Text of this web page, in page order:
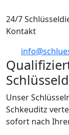
24/7
Kontakt
Unser
Schkeuditz
sofort nach